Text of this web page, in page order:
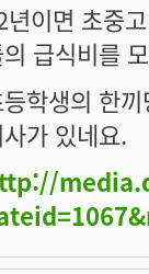
년이면 초중
급식비를
학생의 한
가 있네요.